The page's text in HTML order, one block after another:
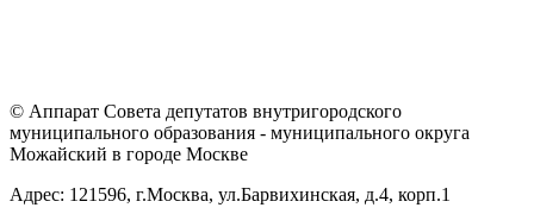
© Аппарат Совета депутатов внутригородского
муниципального образования - муниципального округа
Можайский в городе Москве
Адрес: 121596, г.Москва, ул.Барвихинская, д.4, корп.1